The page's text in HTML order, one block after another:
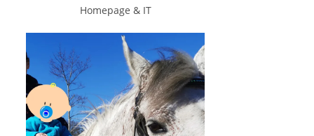
Homepage & IT